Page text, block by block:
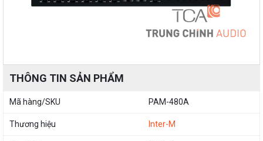
THÔNG TIN SẢN PHẨM
Mã hàng/SKU PAM-480A
Thương hiệu Inter-M